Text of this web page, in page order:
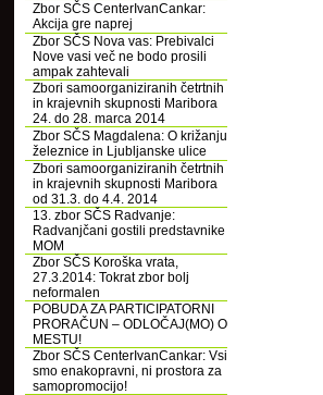
Zbor SČS CenterIvanCankar:
Akcija gre naprej
Zbor SČS Nova vas: Prebivalci
Nove vasi več ne bodo prosili
ampak zahtevali
Zbori samoorganiziranih četrtnih
in krajevnih skupnosti Maribora
24. do 28. marca 2014
Zbor SČS Magdalena: O križanju
železnice in Ljubljanske ulice
Zbori samoorganiziranih četrtnih
in krajevnih skupnosti Maribora
od 31.3. do 4.4. 2014
13. zbor SČS Radvanje:
Radvanjčani gostili predstavnike
MOM
Zbor SČS Koroška vrata,
27.3.2014: Tokrat zbor bolj
neformalen
POBUDA ZA PARTICIPATORNI
PRORAČUN – ODLOČAJ(MO) O
MESTU!
Zbor SČS CenterIvanCankar: Vsi
smo enakopravni, ni prostora za
samopromocijo!